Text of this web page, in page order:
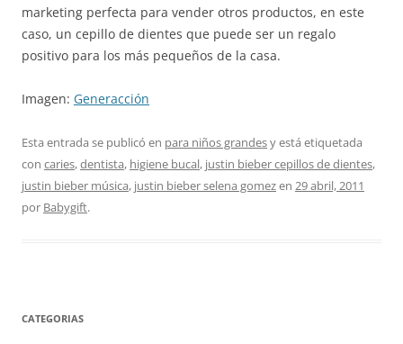
marketing perfecta para vender otros productos, en este
caso, un cepillo de dientes que puede ser un regalo
positivo para los más pequeños de la casa.
Imagen: Generacción
Esta entrada se publicó en para niños grandesy está etiquetada
con caries,dentista, higiene bucal, justin bieber cepillos de dientes,
justin bieber música, justin bieber selena gomezen 29 abril, 2011
por Babygift.
CATEGORIAS